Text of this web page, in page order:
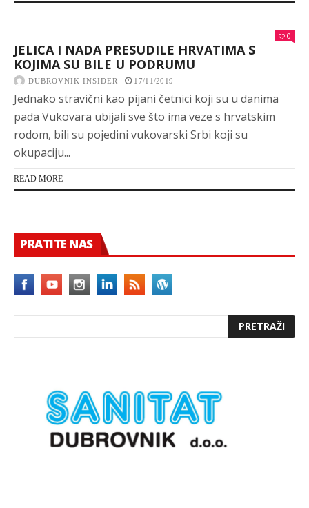
0
JELICA I NADA PRESUDILE HRVATIMA S
KOJIMA SU BILE U PODRUMU
DUBROVNIK INSIDER 17/11/2019
Jednako stravični kao pijani četnici koji su u danima
pada Vukovara ubijali sve što ima veze s hrvatskim
rodom, bili su pojedini vukovarski Srbi koji su
okupaciju...
READ MORE
PRATITE NAS